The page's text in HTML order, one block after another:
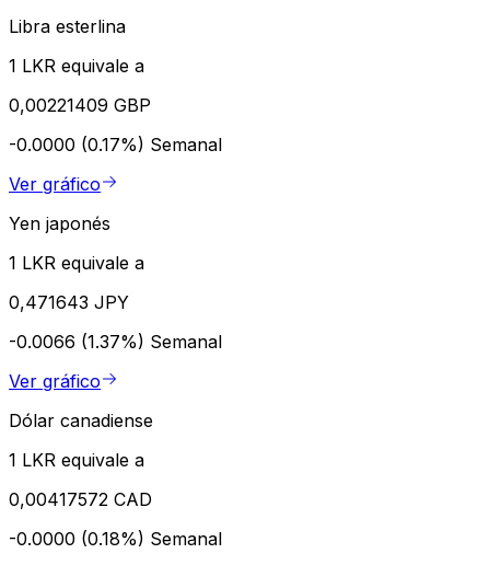
Libra esterlina
1 LKR equivale a
0,00221409 GBP
-0.0000 (0.17%) Semanal
Ver gráfico
Yen japonés
1 LKR equivale a
0,471643 JPY
-0.0066 (1.37%) Semanal
Ver gráfico
Dólar canadiense
1 LKR equivale a
0,00417572 CAD
-0.0000 (0.18%) Semanal